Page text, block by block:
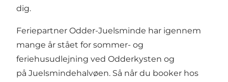
dig.
Feriepartner Odder-Juelsminde har igennem
mange år stået for sommer- og
feriehusudlejning ved Odderkysten og
på Juelsmindehalvøen. Så når du booker hos